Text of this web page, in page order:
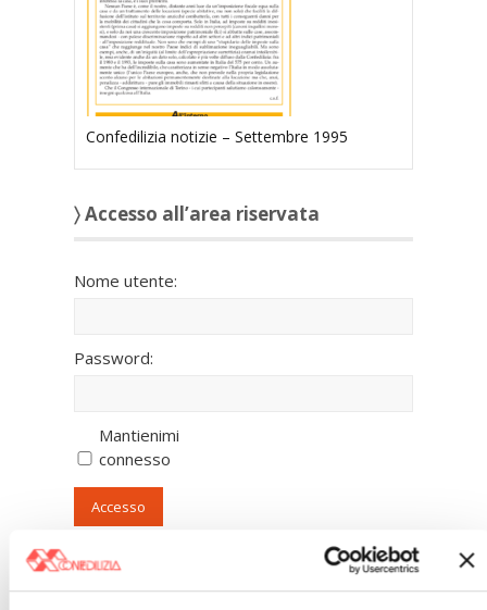
Confedilizia notizie – Settembre 1995
〉 Accesso all’area riservata
Nome utente:
Password:
Mantienimi
connesso
Accesso
Password persa